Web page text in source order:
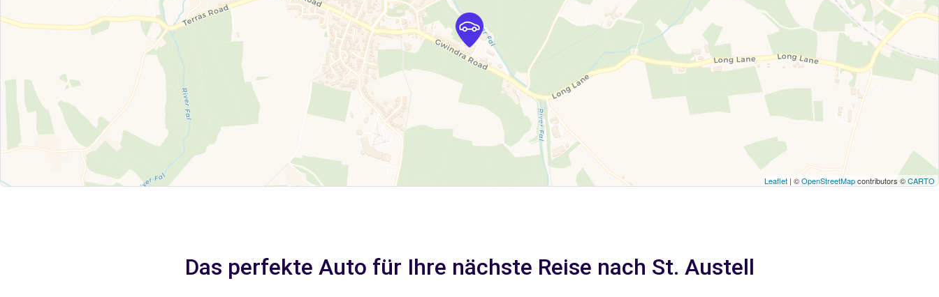
Leaflet | ©OpenStreetMapcontributors ©CARTO
Das perfekte Auto für Ihre nächste Reise nach St. Austell